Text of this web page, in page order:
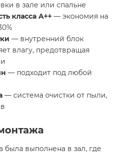
в зале или спальне
класса А++ — экономия на
— внутренний блок
влагу, предотвращая
— подходит под любой
— система очистки от пыли,
была выполнена в зал, где